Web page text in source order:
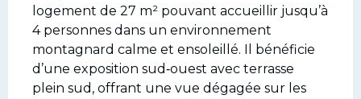
logement de 27 m² pouvant accueillir jusqu’à
4 personnes dans un environnement
montagnard calme et ensoleillé. Il bénéficie
d’une exposition sud‑ouest avec terrasse
plein sud, offrant une vue dégagée sur les